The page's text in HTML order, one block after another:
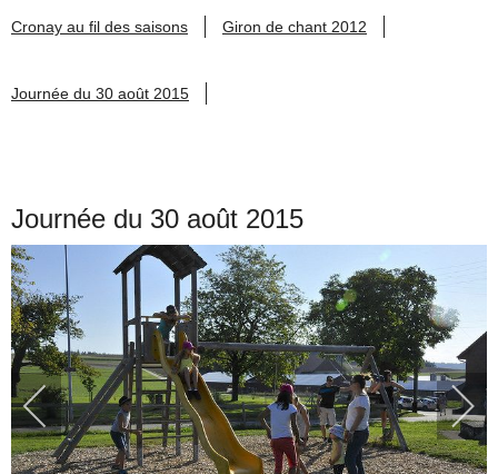
Cronay au fil des saisons Giron de chant 2012
Journée du 30 août 2015
Journée du 30 août 2015